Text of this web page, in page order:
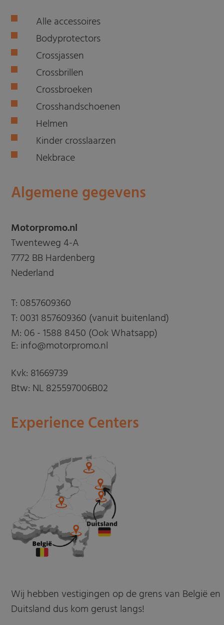
Alle accessoires
Bodyprotectors
Crossjassen
Crossbrillen
Crossbroeken
Crosshandschoenen
Helmen
Kinder crosslaarzen
Nekbrace
Algemene gegevens
Motorpromo.nl
Twenteweg 4-A
7772 BB Hardenberg
Nederland
T: 0857609360
T: 0031 857609360 (vanuit buitenland)
M: 06 - 1588 8450 (Ook Whatsapp)
E: info@motorpromo.nl
Kvk: 81669739
Btw: NL 825597006B02
Experience Centers
Wij hebben vestigingen op de grens van België en
Duitsland dus kom gerust langs!